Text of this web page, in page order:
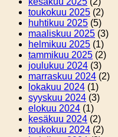
toukokuu 2025 (2)
huhtikuu 2025 (5)
maaliskuu 2025 (3)
helmikuu 2025 (1)
tammikuu 2025 (2)
joulukuu 2024 (3)
marraskuu 2024 (2)
lokakuu 2024 (1)
syyskuu 2024 (3)
elokuu 2024 (1)
kesäkuu 2024 (2)
toukokuu 2024 (2)